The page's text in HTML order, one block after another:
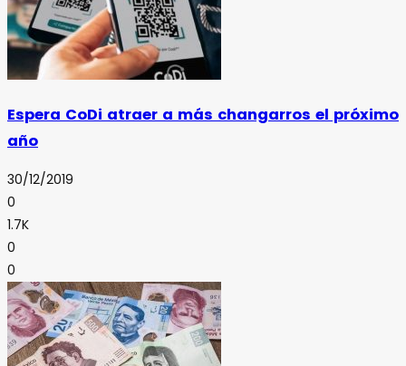
Espera CoDi atraer a más changarros el próximo
año
30/12/2019
0
1.7K
0
0